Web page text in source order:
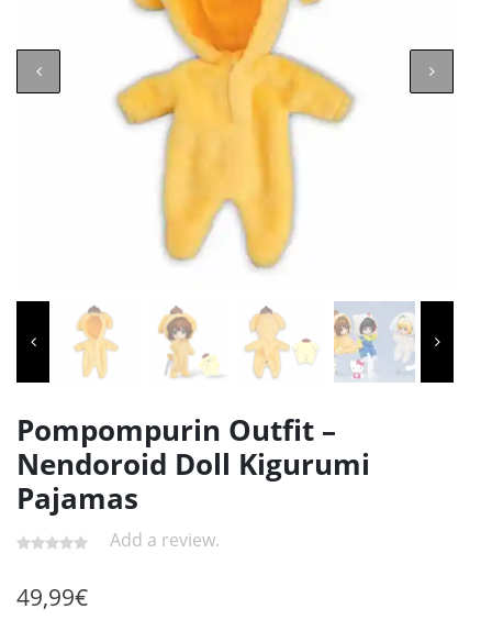
Pompompurin Outfit –
Nendoroid Doll Kigurumi
Pajamas
Add a review.
49,99€